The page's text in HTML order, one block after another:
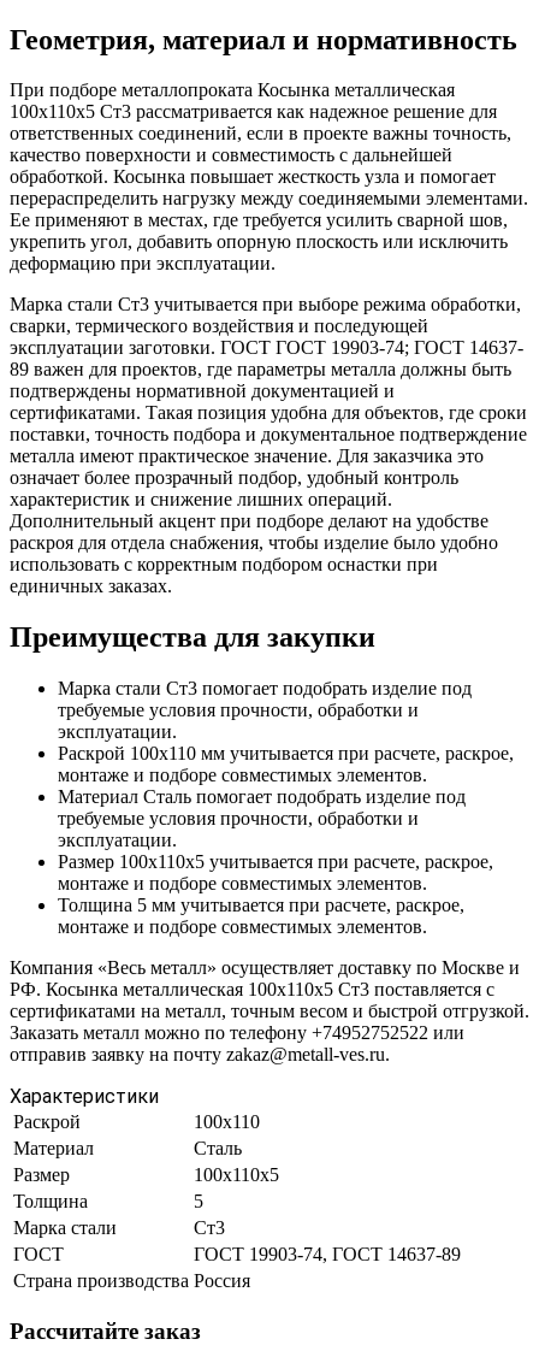
Геометрия, материал и нормативность
При подборе металлопроката Косынка металлическая
100х110х5 Ст3 рассматривается как надежное решение для
ответственных соединений, если в проекте важны точность,
качество поверхности и совместимость с дальнейшей
обработкой. Косынка повышает жесткость узла и помогает
перераспределить нагрузку между соединяемыми элементами.
Ее применяют в местах, где требуется усилить сварной шов,
укрепить угол, добавить опорную плоскость или исключить
деформацию при эксплуатации.
Марка стали Ст3 учитывается при выборе режима обработки,
сварки, термического воздействия и последующей
эксплуатации заготовки. ГОСТ ГОСТ 19903-74; ГОСТ 14637-
89 важен для проектов, где параметры металла должны быть
подтверждены нормативной документацией и
сертификатами. Такая позиция удобна для объектов, где сроки
поставки, точность подбора и документальное подтверждение
металла имеют практическое значение. Для заказчика это
означает более прозрачный подбор, удобный контроль
характеристик и снижение лишних операций.
Дополнительный акцент при подборе делают на удобстве
раскроя для отдела снабжения, чтобы изделие было удобно
использовать с корректным подбором оснастки при
единичных заказах.
Преимущества для закупки
Марка стали Ст3 помогает подобрать изделие под
требуемые условия прочности, обработки и
эксплуатации.
Раскрой 100х110 мм учитывается при расчете, раскрое,
монтаже и подборе совместимых элементов.
Материал Сталь помогает подобрать изделие под
требуемые условия прочности, обработки и
эксплуатации.
Размер 100х110х5 учитывается при расчете, раскрое,
монтаже и подборе совместимых элементов.
Толщина 5 мм учитывается при расчете, раскрое,
монтаже и подборе совместимых элементов.
Компания «Весь металл» осуществляет доставку по Москве и
РФ. Косынка металлическая 100х110х5 Ст3 поставляется с
сертификатами на металл, точным весом и быстрой отгрузкой.
Заказать металл можно по телефону +74952752522 или
отправив заявку на почту zakaz@metall-ves.ru.
Характеристики
Раскрой
100х110
Материал
Сталь
Размер
100х110х5
Толщина
5
Марка стали
Ст3
ГОСТ
ГОСТ 19903-74, ГОСТ 14637-89
Страна производства Россия
Рассчитайте заказ